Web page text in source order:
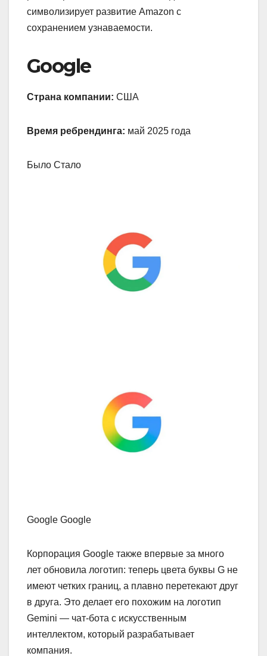
символизирует развитие Amazon с
сохранением узнаваемости.
Google
Страна компании: США
Время ребрендинга: май 2025 года
Было Стало
Google Google
Корпорация Google также впервые за много
лет обновила логотип: теперь цвета буквы G не
имеют четких границ, а плавно перетекают друг
в друга. Это делает его похожим на логотип
Gemini — чат-бота с искусственным
интеллектом, который разрабатывает
компания.